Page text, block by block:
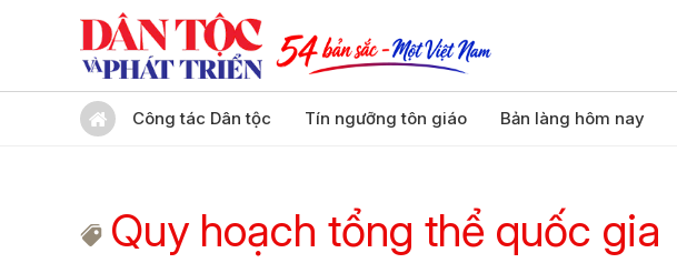
Công tác Dân tộc Tín ngưỡng tôn giáo Bản làng hôm nay
Quy hoạch tổng thể quốc gia